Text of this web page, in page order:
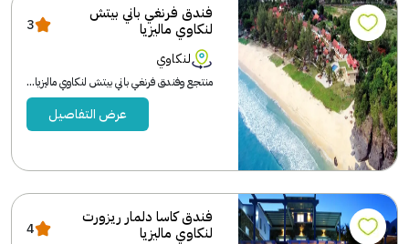
فندق فرنغي باني بيتش
لنكاوي ماليزيا
3
لنكاوي
منتجع وفندق فرنغي باني بيتش لنكاوي ماليزيا...
عرض التفاصيل
فندق كاسا دلمار ريزورت
لنكاوي ماليزيا
4